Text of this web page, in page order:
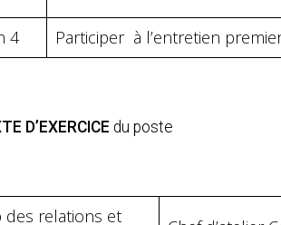
4 Participer à l’entretien
D’EXERCICE du poste
des relations et